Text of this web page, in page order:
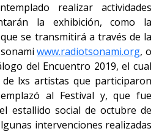
realizar actividades
la exhibición, como la
se transmitirá a través de la
www.radiotsonami.org, o
del Encuentro 2019, el cual
lxs artistas que participaron
al Festival y, que fue
estallido social de octubre de
intervenciones realizadas